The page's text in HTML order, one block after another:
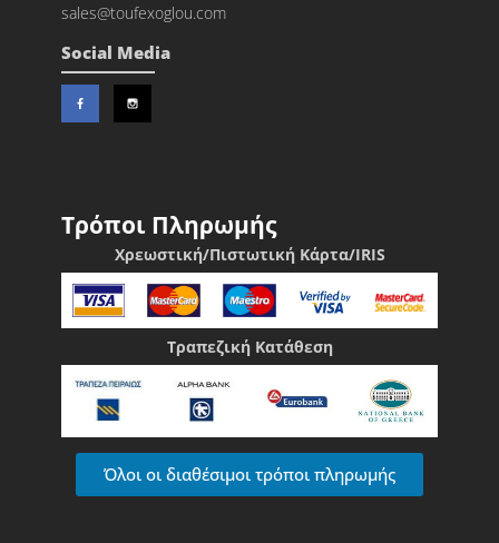
sales@toufexoglou.com
Social Media
Τρόποι Πληρωμής
Χρεωστική/Πιστωτική Κάρτα/IRIS
Τραπεζική Κατάθεση
Όλοι οι διαθέσιμοι τρόποι πληρωμής